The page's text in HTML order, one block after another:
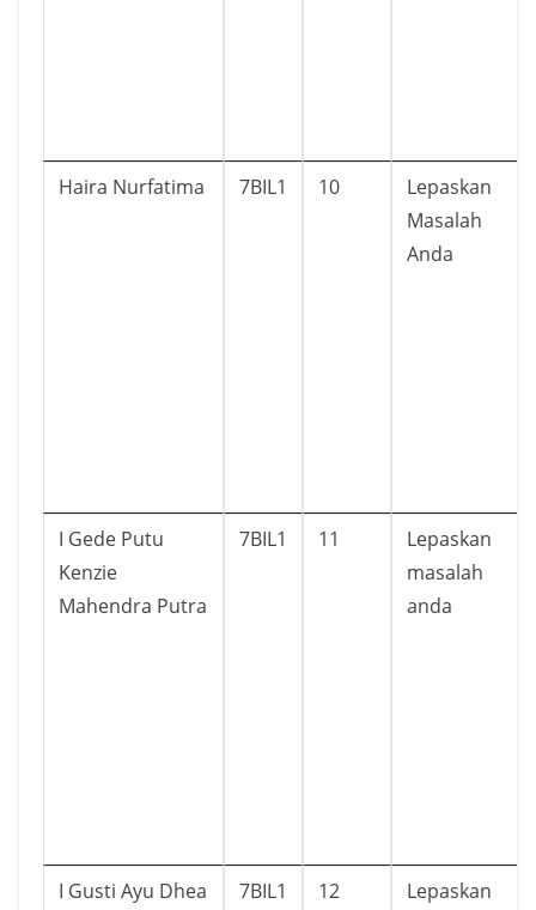
Haira Nurfatima 7BIL1 10
Lepaskan
Masalah
Anda
I Gede Putu
Kenzie
Mahendra Putra
7BIL1 11
Lepaskan
masalah
anda
I Gusti Ayu Dhea
7BIL1 12
Lepaskan